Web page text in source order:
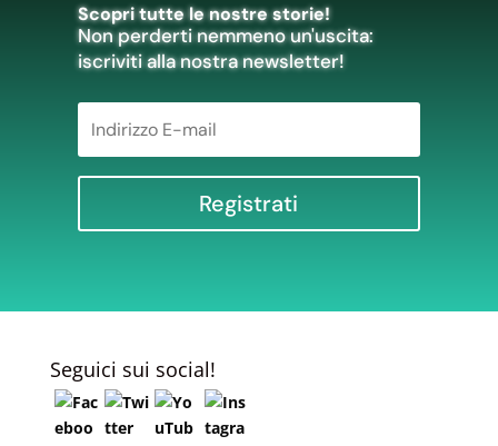
Scopri tutte le nostre storie!
Non perderti nemmeno un'uscita:
iscriviti alla nostra newsletter!
Registrati
Seguici sui social!